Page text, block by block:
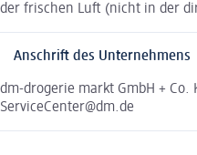
der frischen Luft (nicht in der
Anschrift des Unternehmens
dm-drogerie markt GmbH + Co.
ServiceCenter@dm.de